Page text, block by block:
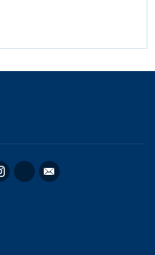
Instagram RSS